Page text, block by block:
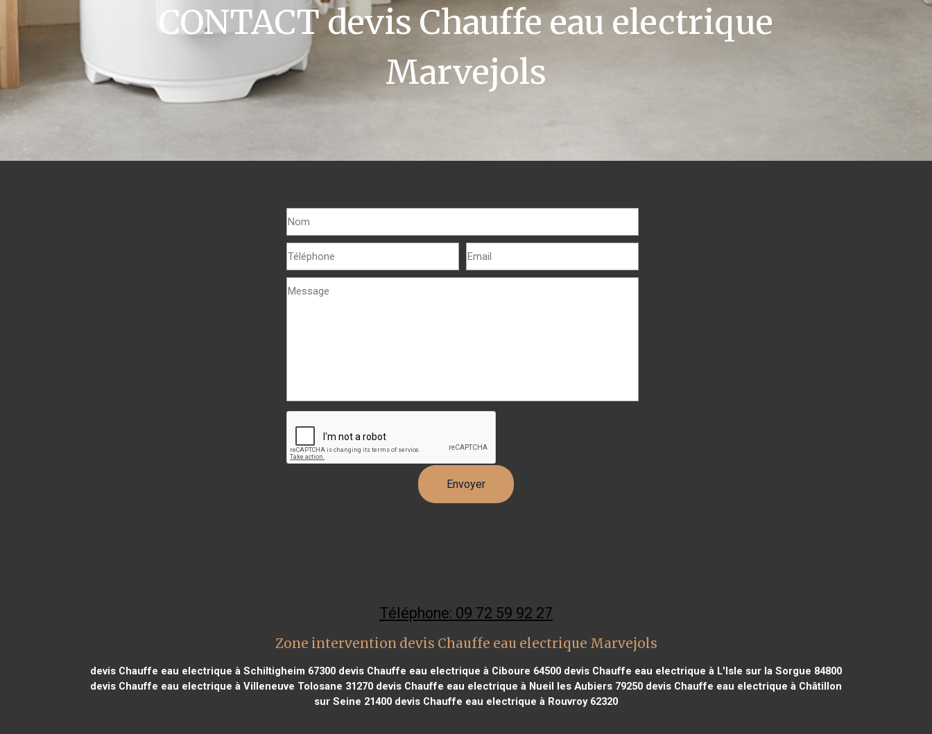
CONTACT devis Chauffe eau electrique
Marvejols
Téléphone: 09 72 59 92 27
Zone intervention devis Chauffe eau electrique Marvejols
devis Chauffe eau electrique à Schiltigheim 67300 devis Chauffe eau electrique à Ciboure 64500 devis Chauffe eau electrique à L'Isle sur la Sorgue 84800
devis Chauffe eau electrique à Villeneuve Tolosane 31270 devis Chauffe eau electrique à Nueil les Aubiers 79250 devis Chauffe eau electrique à Châtillon
sur Seine 21400 devis Chauffe eau electrique à Rouvroy 62320